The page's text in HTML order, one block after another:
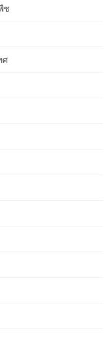
Siena to
is strong, with many
an eye on athletes
Athletic
professional careers,
in the Capital
ช
ศ